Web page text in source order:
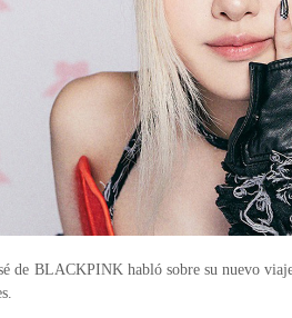
de BLACKPINK habló sobre su nuevo